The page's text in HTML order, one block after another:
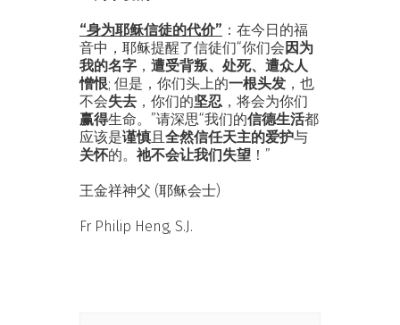
“身为耶稣信徒的代价” ：在今日的福
音中，耶稣提醒了信徒们“你们会 因为
我的名字 ， 遭受背叛、处死、遭众人
憎恨; 但是，你们头上的一根头发 ，也
不会失去 ，你们的坚忍 ，将会为你们
赢得生命。”请深思“我们的信德生活都
应该是谨慎且 全然信任天主的爱护与
关怀的。 祂不会让我们失望 ！”
王金祥神父 (耶稣会士)
Fr Philip Heng, S.J.